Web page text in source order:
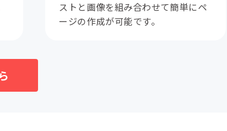
ストと画像を組み合わせて簡単にペ
ージの作成が可能です。